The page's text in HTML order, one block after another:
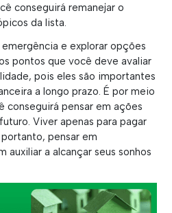
conseguirá remanejar o
da lista.
e explorar opções
pontos que você deve avaliar
pois eles são importantes
a longo prazo. É por meio
conseguirá pensar em ações
Viver apenas para pagar
pensar em
auxiliar a alcançar seus sonhos